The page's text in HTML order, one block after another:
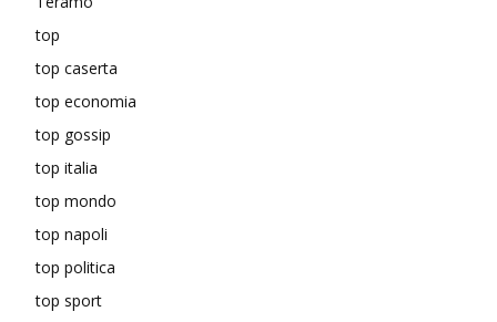
top
top caserta
top economia
top gossip
top italia
top mondo
top napoli
top politica
top sport